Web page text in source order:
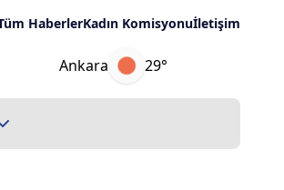
HaberlerKadın Komisyonuİletişim
Ankara 29°